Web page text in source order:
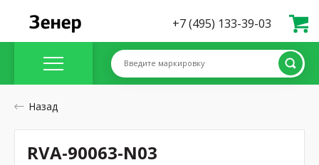
+7 (495) 133-39-03
Введите маркировку
Назад
RVA-90063-N03